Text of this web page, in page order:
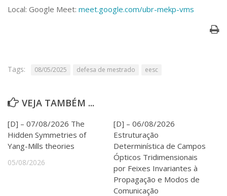
Outros serviços
Agenda de Eventos
Local: Google Meet: meet.google.com/ubr-mekp-vms
Tags: 08/05/2025 defesa de mestrado eesc
VEJA TAMBÉM ...
[D] – 07/08/2026 The
Hidden Symmetries of
Yang-Mills theories
05/08/2026
[D] – 06/08/2026
Estruturação
Determinística de Campos
Ópticos Tridimensionais
por Feixes Invariantes à
Propagação e Modos de
Comunicação